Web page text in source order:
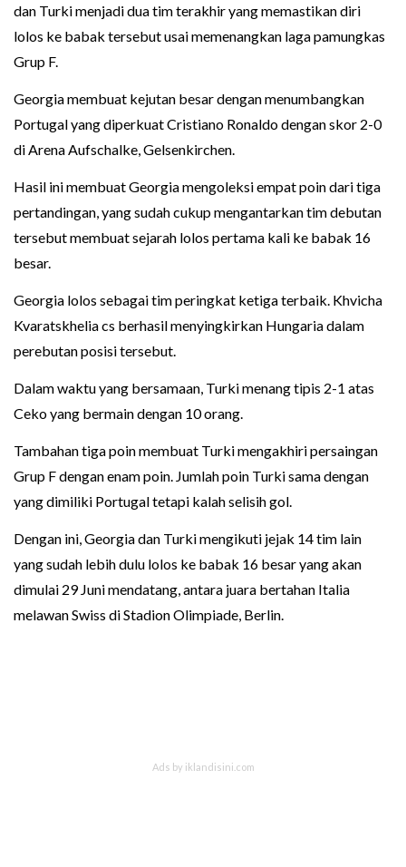
dan Turki menjadi dua tim terakhir yang memastikan diri
lolos ke babak tersebut usai memenangkan laga pamungkas
Grup F.
Georgia membuat kejutan besar dengan menumbangkan
Portugal yang diperkuat Cristiano Ronaldo dengan skor 2-0
di Arena Aufschalke, Gelsenkirchen.
Hasil ini membuat Georgia mengoleksi empat poin dari tiga
pertandingan, yang sudah cukup mengantarkan tim debutan
tersebut membuat sejarah lolos pertama kali ke babak 16
besar.
Georgia lolos sebagai tim peringkat ketiga terbaik. Khvicha
Kvaratskhelia cs berhasil menyingkirkan Hungaria dalam
perebutan posisi tersebut.
Dalam waktu yang bersamaan, Turki menang tipis 2-1 atas
Ceko yang bermain dengan 10 orang.
Tambahan tiga poin membuat Turki mengakhiri persaingan
Grup F dengan enam poin. Jumlah poin Turki sama dengan
yang dimiliki Portugal tetapi kalah selisih gol.
Dengan ini, Georgia dan Turki mengikuti jejak 14 tim lain
yang sudah lebih dulu lolos ke babak 16 besar yang akan
dimulai 29 Juni mendatang, antara juara bertahan Italia
melawan Swiss di Stadion Olimpiade, Berlin.